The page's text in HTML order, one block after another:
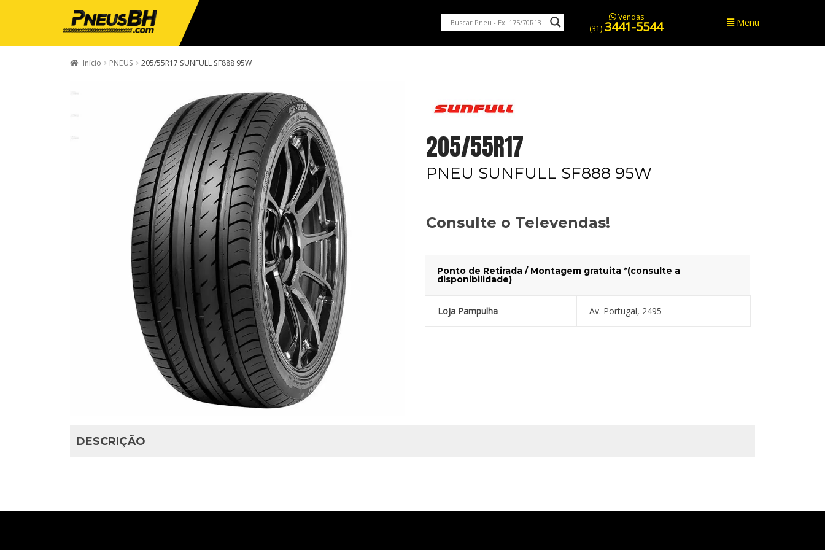
Vendas
(31) 3441-5544 Menu
Início PNEUS 205/55R17 SUNFULL SF888 95W
205/55R17
PNEU SUNFULL SF888 95W
Consulte o Televendas!
Ponto de Retirada / Montagem gratuita *(consulte a
disponibilidade)
Loja Pampulha Av. Portugal, 2495
DESCRIÇÃO